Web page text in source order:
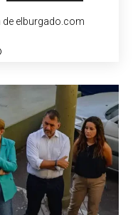
de elburgado.com